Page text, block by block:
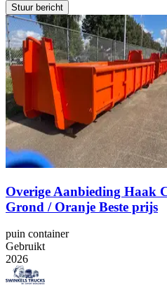
Stuur bericht
Overige Aanbieding Haak
Grond / Oranje Beste prijs
puin container
Gebruikt
2026